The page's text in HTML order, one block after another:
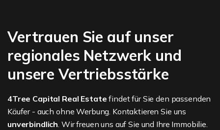
Vertrauen Sie auf unser
regionales Netzwerk und
unsere Vertriebsstärke
4Tree Capital Real Estate findet für Sie den passenden
Käufer - auch ohne Werbung. Kontaktieren Sie uns
unverbindlich. Wir freuen uns auf Sie und Ihre Immobilie.